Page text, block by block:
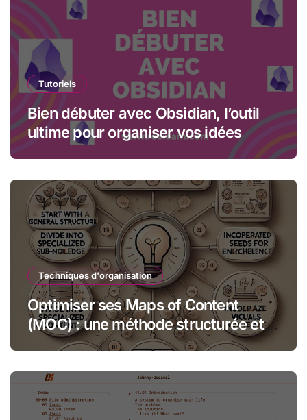
Tutoriels
Bien débuter avec Obsidian, l’outil
ultime pour organiser vos idées
Techniques d'organisation
Optimiser ses Maps of Content
(MOC) : une méthode structurée et
créative